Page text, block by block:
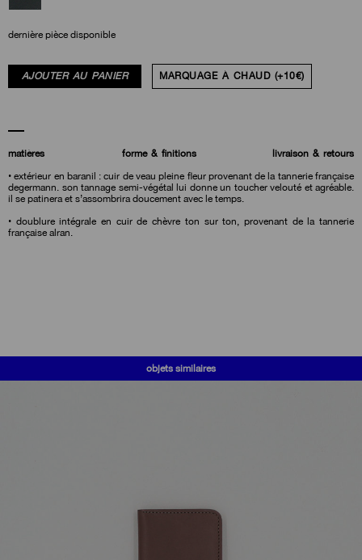
dernière pièce disponible
AJOUTER AU PANIER MARQUAGE À CHAUD (+10€)
matières forme & finitions
livraison & retours
• extérieur en baranil : cuir de veau pleine fleur provenant de la tannerie française
degermann. son tannage semi-végétal lui donne un toucher velouté et agréable.
il se patinera et s’assombrira doucement avec le temps.
• doublure intégrale en cuir de chèvre ton sur ton, provenant de la tannerie
française alran.
objets similaires